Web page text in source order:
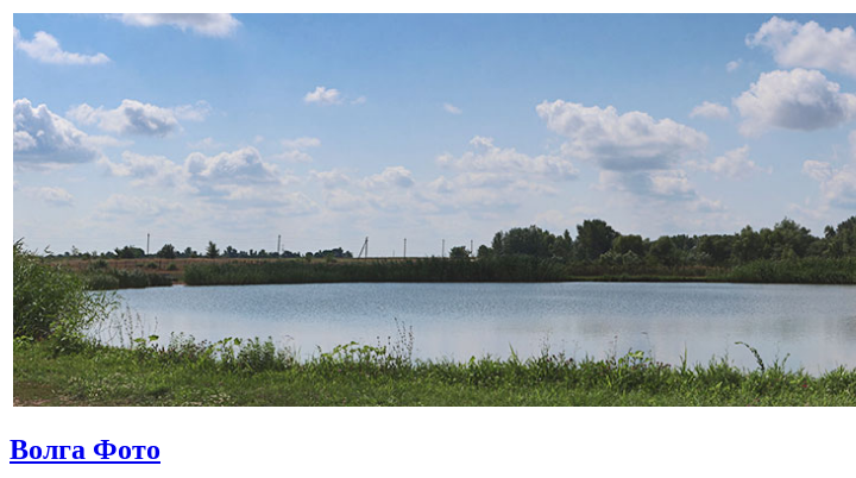
Волга Фото